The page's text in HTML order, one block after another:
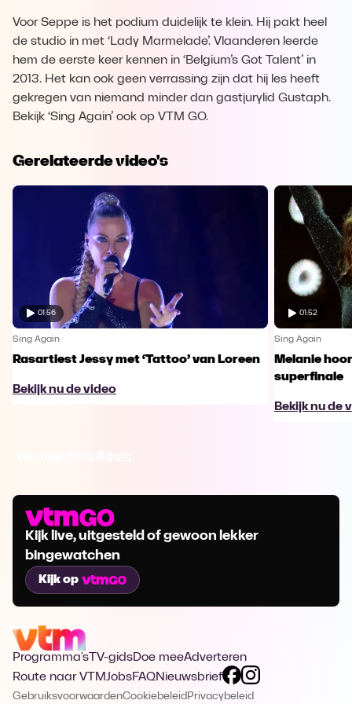
Voor Seppe is het podium duidelijk te klein. Hij pakt heel
de studio in met ‘Lady Marmelade’. Vlaanderen leerde
hem de eerste keer kennen in ‘Belgium’s Got Talent’ in
2013. Het kan ook geen verrassing zijn dat hij les heeft
gekregen van niemand minder dan gastjurylid Gustaph.
Bekijk ‘Sing Again’ ook op VTM GO.
Gerelateerde video's
01:56
Sing Again
Rasartiest Jessy met ‘Tattoo’ van Loreen
Bekijk nu de video
01:52
Sing Again
Melanie
superfinale
Bekijk nu de
Kijk live, uitgesteld of gewoon lekker
bingewatchen
Kijk op
Programma's TV-gidsDoe meeAdverteren
Route naar VTMJobsFAQNieuwsbrief
GebruiksvoorwaardenCookiebeleid Privacybeleid